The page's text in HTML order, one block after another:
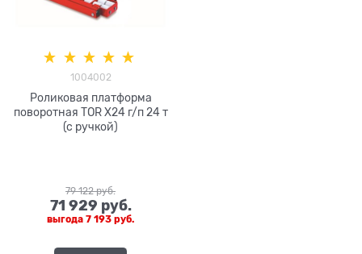
1004002
Роликовая платформа
поворотная TOR X24 г/п 24 т
(с ручкой)
79 122 руб.
71 929 руб.
выгода 7 193 руб.